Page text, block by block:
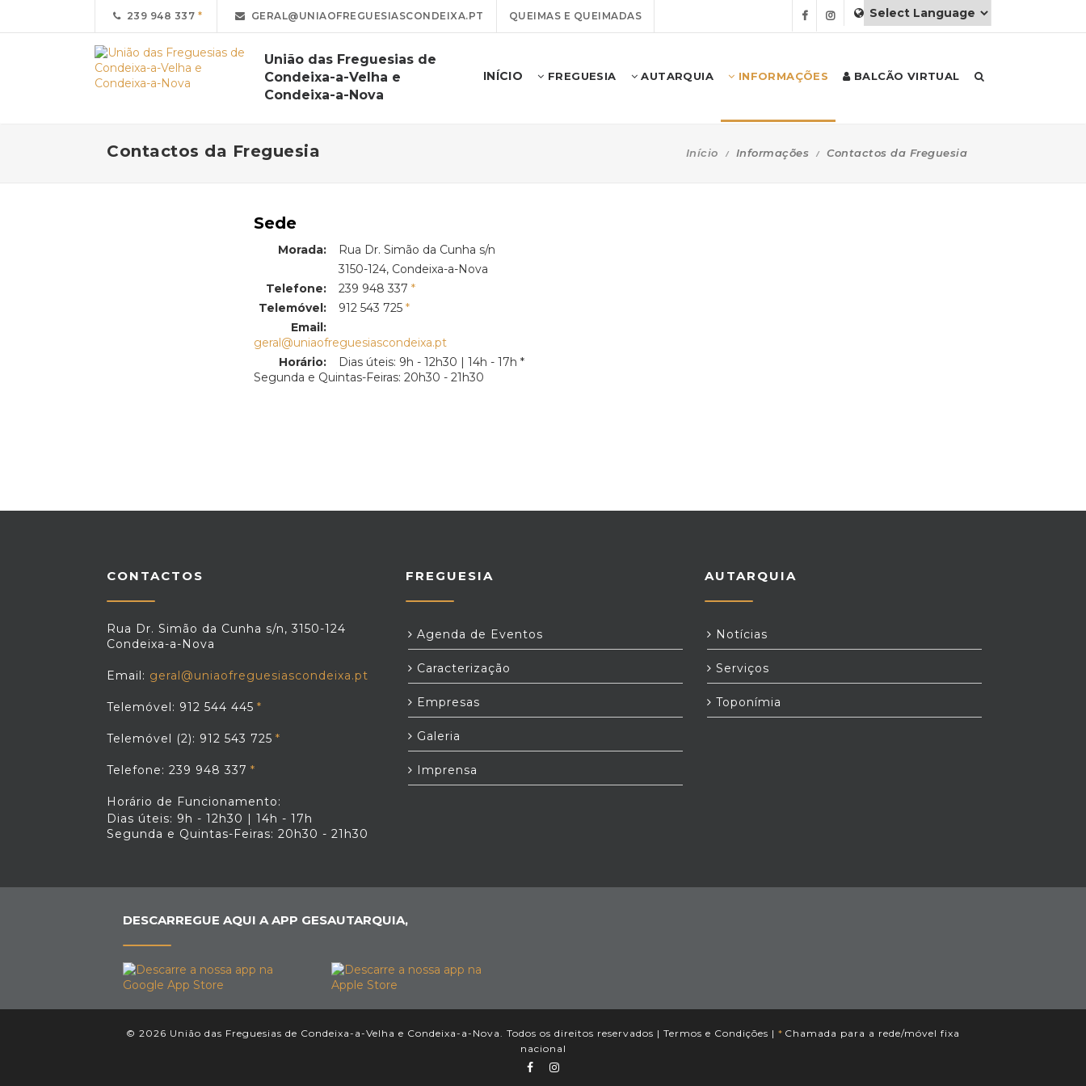
239 948 337 GERAL@UNIAOFREGUESIASCONDEIXA.PT QUEIMAS E QUEIMADAS
União das Freguesias de
Condeixa-a-Velha e
Condeixa-a-Nova
INÍCIO FREGUESIA AUTARQUIA INFORMAÇÕES BALCÃO VIRTUAL
Contactos da Freguesia Início Informações Contactos da Freguesia
Sede
Morada:
Rua Dr. Simão da Cunha s/n
3150-124, Condeixa-a-Nova
Telefone:
239 948 337
Telemóvel:
912 543 725
Email:
geral@uniaofreguesiascondeixa.pt
Horário:
Dias úteis: 9h - 12h30 | 14h - 17h *
Segunda e Quintas-Feiras: 20h30 - 21h30
CONTACTOS
Rua Dr. Simão da Cunha s/n, 3150-124
Condeixa-a-Nova
Email: geral@uniaofreguesiascondeixa.pt
Telemóvel: 912 544 445
Telemóvel (2): 912 543 725
Telefone: 239 948 337
Horário de Funcionamento:
Dias úteis: 9h - 12h30 | 14h - 17h
Segunda e Quintas-Feiras: 20h30 - 21h30
FREGUESIA
Agenda de Eventos
Caracterização
Empresas
Galeria
Imprensa
AUTARQUIA
Notícias
Serviços
Toponímia
DESCARREGUE AQUI A APP GESAUTARQUIA,
© 2026 União das Freguesias de Condeixa-a-Velha e Condeixa-a-Nova. Todos os direitos reservados | Termos e Condições | * Chamada para a rede/móvel fixa
nacional